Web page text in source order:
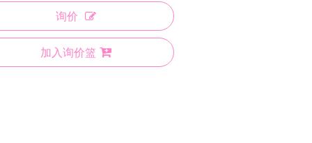
询价
加入询价篮